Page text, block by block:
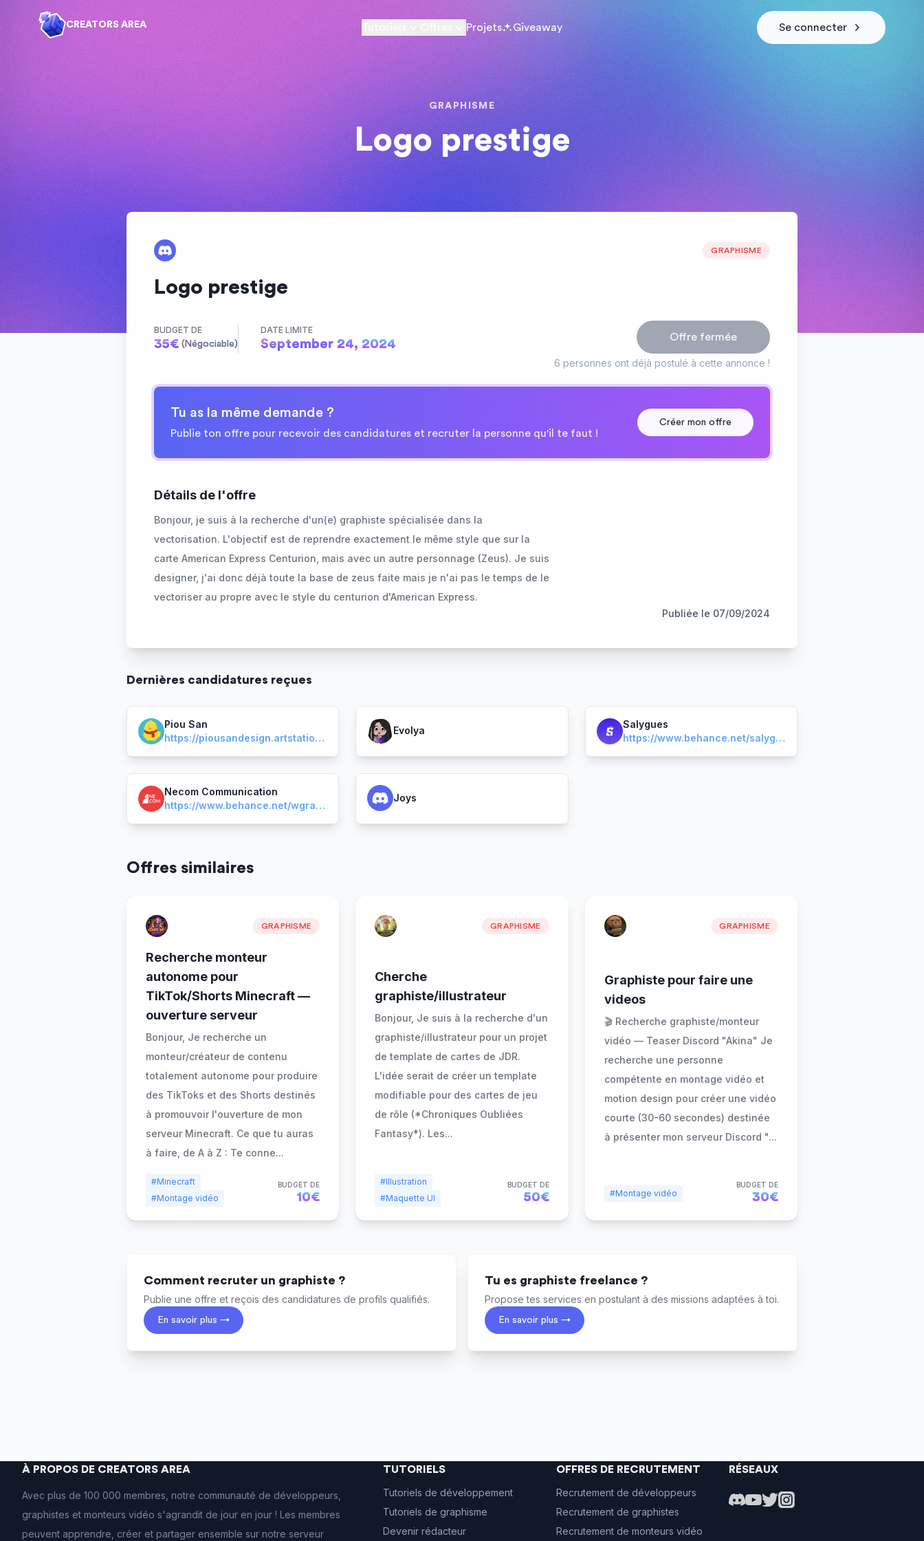
CREATORS AREA Projets Giveaway Se connecter
GRAPHISME
Logo prestige
GRAPHISME
Logo prestige
BUDGET DE
35€ (Négociable)
DATE LIMITE
September 24, 2024 Offre fermée
6 personnes ont déjà postulé à cette annonce !
Tu as la même demande ?
Publie ton offre pour recevoir des candidatures et recruter la personne qu'il te faut !
Créer mon offre
Détails de l'offre
Bonjour, je suis à la recherche d'un(e) graphiste spécialisée dans la
vectorisation. L'objectif est de reprendre exactement le même style que sur la
carte American Express Centurion, mais avec un autre personnage (Zeus). Je suis
designer, j'ai donc déjà toute la base de zeus faite mais je n'ai pas le temps de le
vectoriser au propre avec le style du centurion d'American Express.
Publiée le 07/09/2024
Dernières candidatures reçues
Piou San
https://piousandesign.artstation.com/albums/13745260
Evolya
Salygues
https://www.behance.net/salygues
Necom Communication
https://www.behance.net/wgraphism
Joys
Offres similaires
GRAPHISME
Recherche monteur
autonome pour
TikTok/Shorts Minecraft —
ouverture serveur
Bonjour, Je recherche un
monteur/créateur de contenu
totalement autonome pour produire
des TikToks et des Shorts destinés
à promouvoir l'ouverture de mon
serveur Minecraft. Ce que tu auras
à faire, de A à Z : Te conne...
#Minecraft
#Montage vidéo
BUDGET DE
10€
GRAPHISME
Cherche
graphiste/illustrateur
Bonjour, Je suis à la recherche d'un
graphiste/illustrateur pour un projet
de template de cartes de JDR.
L'idée serait de créer un template
modifiable pour des cartes de jeu
de rôle (*Chroniques Oubliées
Fantasy*). Les...
#Illustration
#Maquette UI
BUDGET DE
50€
GRAPHISME
Graphiste pour faire une
videos
🎬 Recherche graphiste/monteur
vidéo — Teaser Discord "Akina" Je
recherche une personne
compétente en montage vidéo et
motion design pour créer une vidéo
courte (30-60 secondes) destinée
à présenter mon serveur Discord "...
#Montage vidéo
BUDGET DE
30€
Comment recruter un graphiste ?
Publie une offre et reçois des candidatures de profils qualifiés.
En savoir plus →
Tu es graphiste freelance ?
Propose tes services en postulant à des missions adaptées à toi.
En savoir plus →
À PROPOS DE CREATORS AREA
Avec plus de 100 000 membres, notre communauté de développeurs,
graphistes et monteurs vidéo s'agrandit de jour en jour ! Les membres
peuvent apprendre, créer et partager ensemble sur notre serveur
TUTORIELS
Tutoriels de développement
Tutoriels de graphisme
Devenir rédacteur
OFFRES DE RECRUTEMENT
Recrutement de développeurs
Recrutement de graphistes
Recrutement de monteurs vidéo
RÉSEAUX